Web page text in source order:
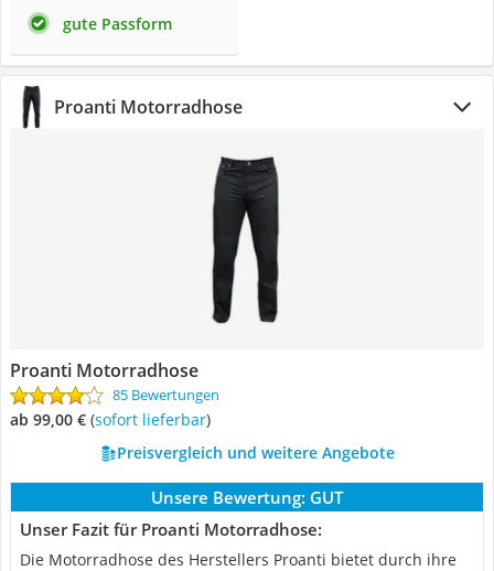
gute Passform
Proanti Motorradhose
Proanti Motorradhose
85 Bewertungen
ab 99,00 € ( Sofort lieferbar)
Preisvergleich und weitere Angebote
Unsere Bewertung: GUT
Unser Fazit für Proanti Motorradhose:
Die Motorradhose des Herstellers Proanti bietet durch ihre